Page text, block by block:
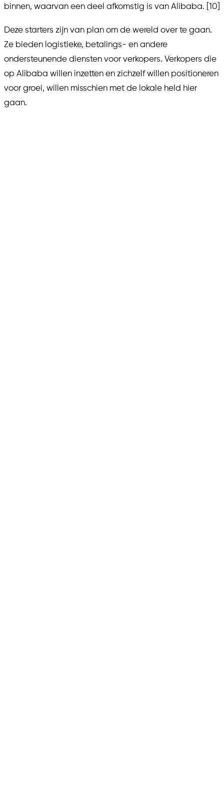
binnen, waarvan een deel afkomstig is van Alibaba. [10]
Deze starters zijn van plan om de wereld over te gaan.
Ze bieden logistieke, betalings- en andere
ondersteunende diensten voor verkopers. Verkopers die
op Alibaba willen inzetten en zichzelf willen positioneren
voor groei, willen misschien met de lokale held hier
gaan.